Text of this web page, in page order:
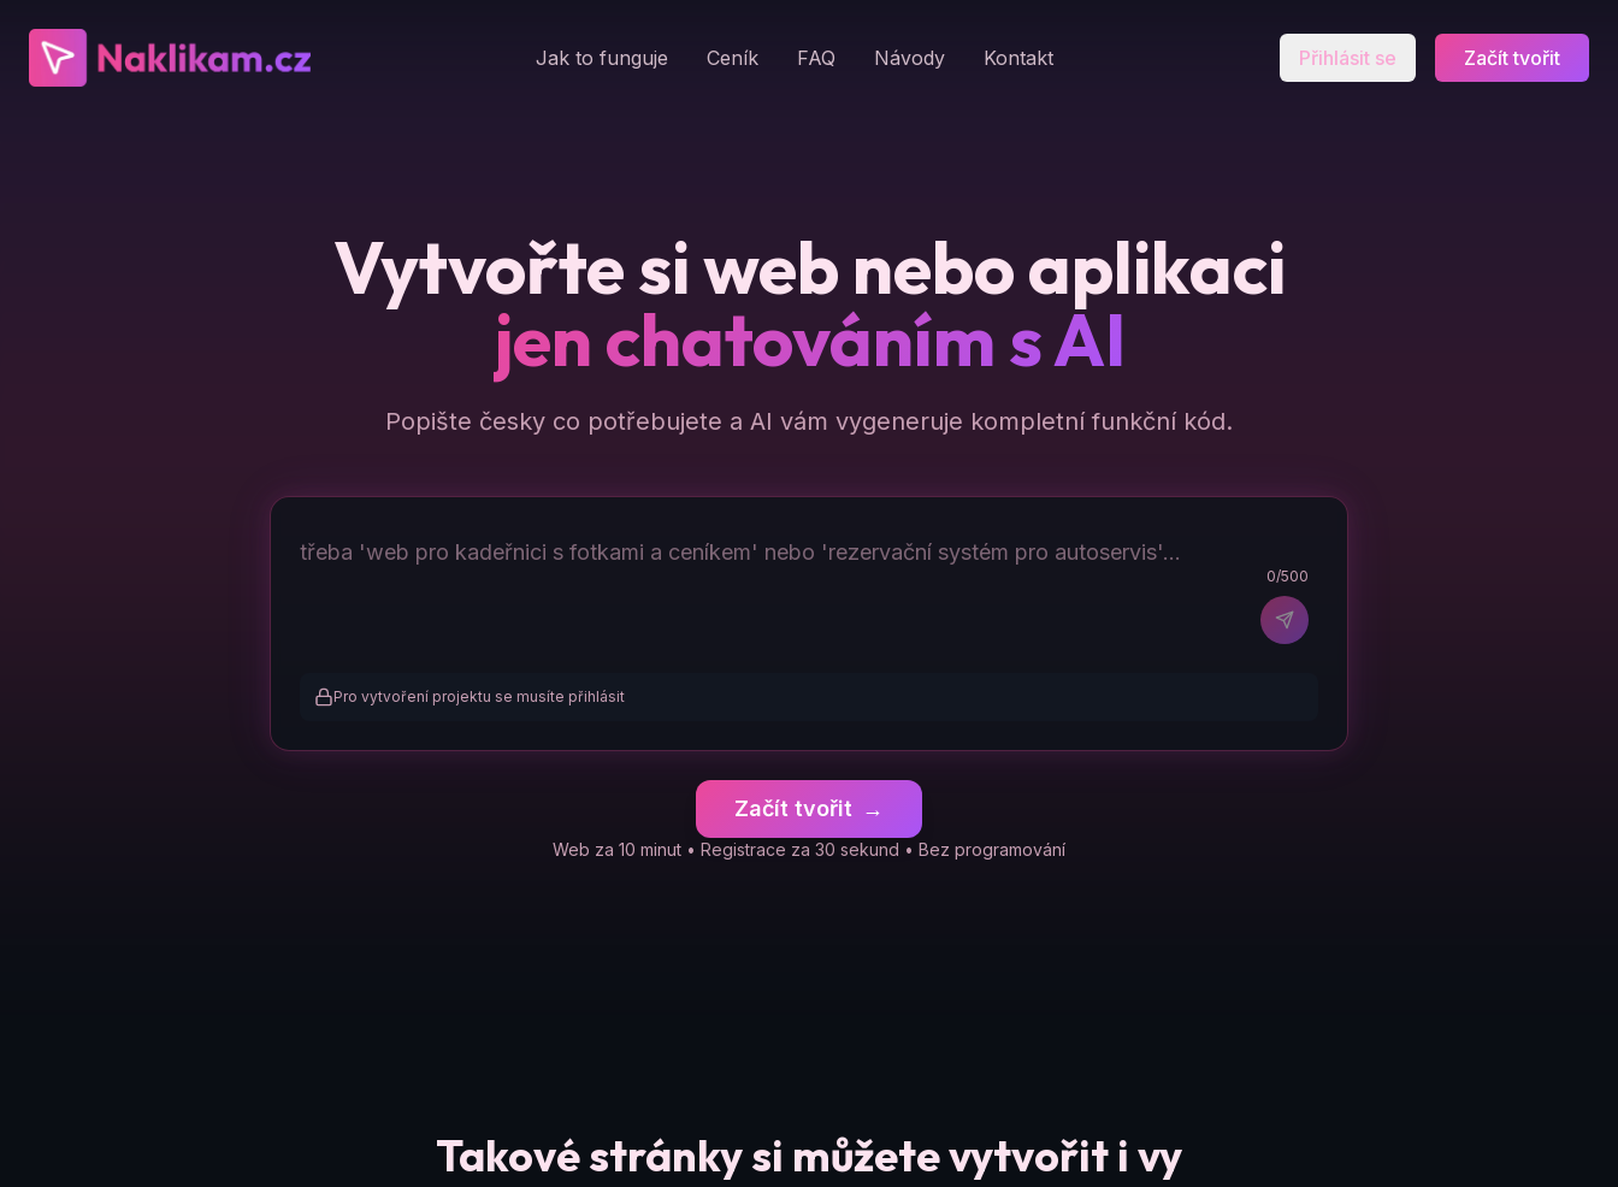
Jak to funguje Ceník FAQ Návody Kontakt Přihlásit se Začít tvořit
Vytvořte si web nebo aplikaci
jen chatováním s AI
Popište česky co potřebujete a AI vám vygeneruje kompletní funkční kód.
0/500
Pro vytvoření projektu se musíte přihlásit
Začít tvořit →
Web za 10 minut • Registrace za 30 sekund • Bez programování
Takové stránky si můžete vytvořit i vy